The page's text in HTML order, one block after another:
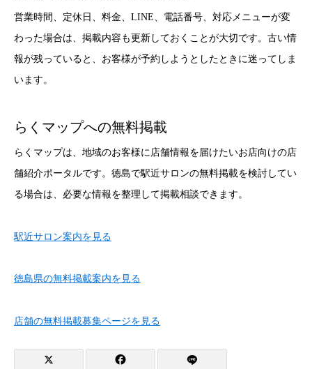
営業時間、定休日、料金、LINE、電話番号、対応メニューが変
わった場合は、掲載内容も更新しておくことが大切です。古い情
報が残っていると、お客様が予約しようとしたときに迷ってしま
います。
らくマップへの無料掲載
らくマップは、地域のお客様に店舗情報を届けたいお店向けの店
舗紹介ポータルです。徳島で駅近サロンの無料掲載を検討してい
る場合は、必要な情報を整理して掲載相談できます。
駅近サロン案内を見る
徳島県の無料掲載案内を見る
店舗の無料掲載募集ページを見る